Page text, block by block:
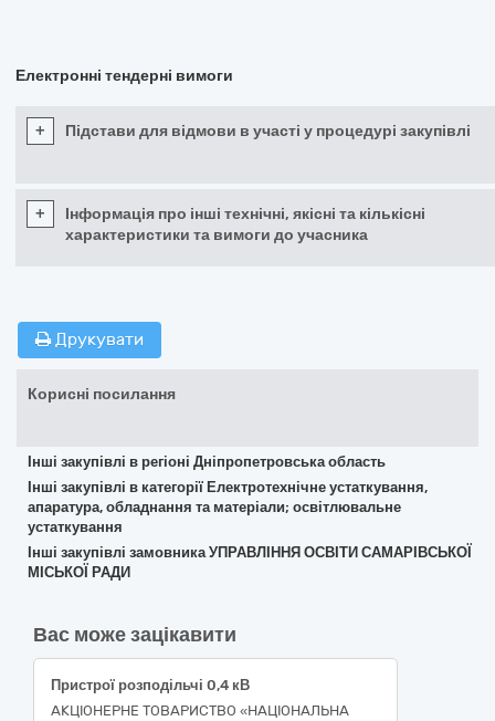
Електронні тендерні вимоги
+ Підстави для відмови в участі у процедурі закупівлі
+
Інформація про інші технічні, якісні та кількісні
характеристики та вимоги до учасника
Друкувати
Корисні посилання
Інші закупівлі в регіоні Дніпропетровська область
Інші закупівлі в категорії Електротехнічне устаткування,
апаратура, обладнання та матеріали; освітлювальне
устаткування
Інші закупівлі замовника УПРАВЛІННЯ ОСВІТИ САМАРІВСЬКОЇ
МІСЬКОЇ РАДИ
Вас може зацікавити
Пристрої розподільчі 0,4 кВ
АКЦІОНЕРНЕ ТОВАРИСТВО «НАЦІОНАЛЬНА